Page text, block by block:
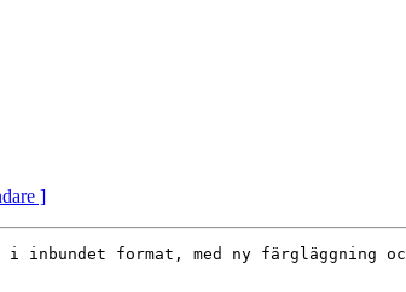
]
i inbundet format, med ny